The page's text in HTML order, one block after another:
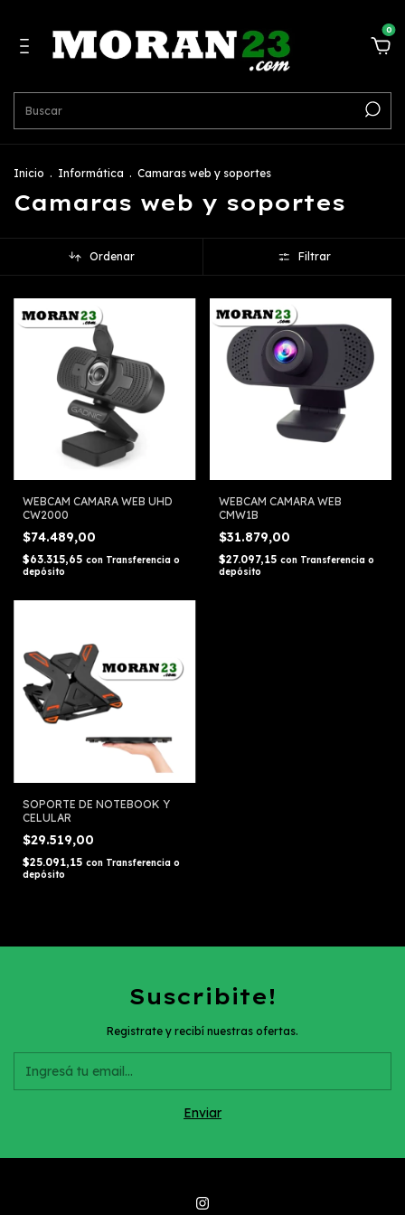
0
Inicio . Informática . Camaras web y soportes
Camaras web y soportes
Ordenar Filtrar
WEBCAM CAMARA WEB UHD
CW2000
$74.489,00
$63.315,65 con Transferencia o
depósito
WEBCAM CAMARA WEB
CMW1B
$31.879,00
$27.097,15 con Transferencia o
depósito
SOPORTE DE NOTEBOOK Y
CELULAR
$29.519,00
$25.091,15 con Transferencia o
depósito
Suscribite!
Registrate y recibí nuestras ofertas.